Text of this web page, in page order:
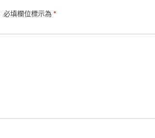
必填欄位標示為 *